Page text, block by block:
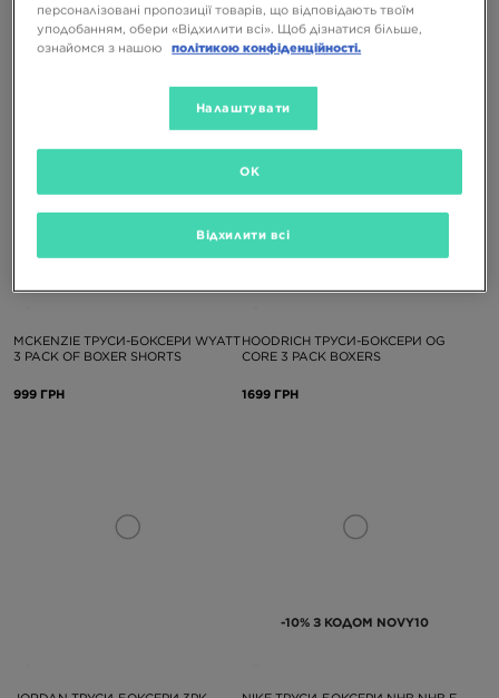
999 ГРН 999 ГРН
MCKENZIE ТРУСИ-БОКСЕРИ WYATT
3 PACK OF BOXER SHORTS
999 ГРН
HOODRICH ТРУСИ-БОКСЕРИ OG
CORE 3 PACK BOXERS
1699 ГРН
-10% З КОДОМ NOVY10
персоналізовані пропозиції товарів, що відповідають твоїм
уподобанням, обери «Відхилити всі». Щоб дізнатися більше,
ознайомся з нашою
політикою конфіденційності.
Налаштувати
Відхилити всі
OK